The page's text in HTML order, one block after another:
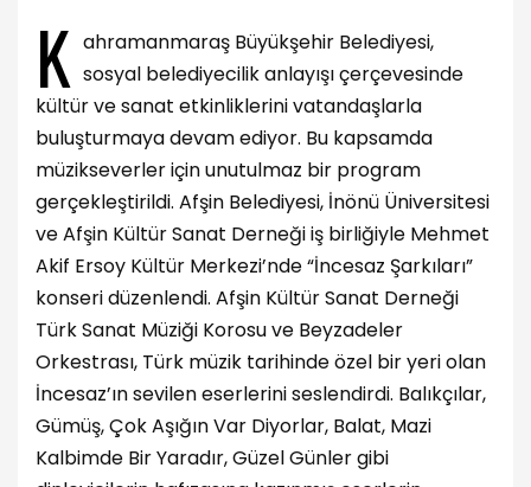
K ahramanmaraş Büyükşehir Belediyesi,
sosyal belediyecilik anlayışı çerçevesinde
kültür ve sanat etkinliklerini vatandaşlarla
buluşturmaya devam ediyor. Bu kapsamda
müzikseverler için unutulmaz bir program
gerçekleştirildi. Afşin Belediyesi, İnönü Üniversitesi
ve Afşin Kültür Sanat Derneği iş birliğiyle Mehmet
Akif Ersoy Kültür Merkezi’nde “İncesaz Şarkıları”
konseri düzenlendi. Afşin Kültür Sanat Derneği
Türk Sanat Müziği Korosu ve Beyzadeler
Orkestrası, Türk müzik tarihinde özel bir yeri olan
İncesaz’ın sevilen eserlerini seslendirdi. Balıkçılar,
Gümüş, Çok Aşığın Var Diyorlar, Balat, Mazi
Kalbimde Bir Yaradır, Güzel Günler gibi